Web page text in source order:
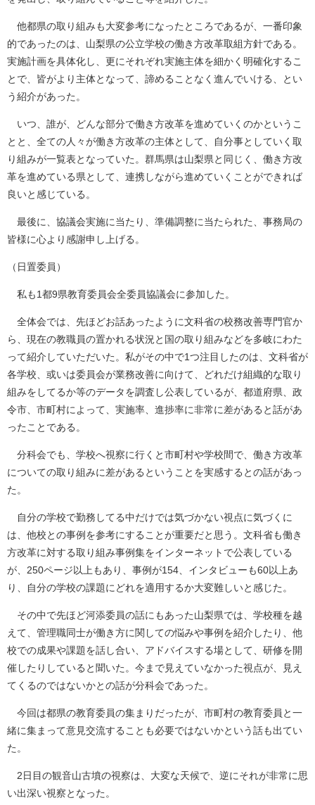
他都県の取り組みも大変参考になったところであるが、一番印象
的であったのは、山梨県の公立学校の働き方改革取組方針である。
実施計画を具体化し、更にそれぞれ実施主体を細かく明確化するこ
とで、皆がより主体となって、諦めることなく進んでいける、とい
う紹介があった。
いつ、誰が、どんな部分で働き方改革を進めていくのかというこ
とと、全ての人々が働き方改革の主体として、自分事としていく取
り組みが一覧表となっていた。群馬県は山梨県と同じく、働き方改
革を進めている県として、連携しながら進めていくことができれば
良いと感じている。
最後に、協議会実施に当たり、準備調整に当たられた、事務局の
皆様に心より感謝申し上げる。
（日置委員）
私も1都9県教育委員会全委員協議会に参加した。
全体会では、先ほどお話あったように文科省の校務改善専門官か
ら、現在の教職員の置かれる状況と国の取り組みなどを多岐にわた
って紹介していただいた。私がその中で1つ注目したのは、文科省が
各学校、或いは委員会が業務改善に向けて、どれだけ組織的な取り
組みをしてるか等のデータを調査し公表しているが、都道府県、政
令市、市町村によって、実施率、進捗率に非常に差があると話があ
ったことである。
分科会でも、学校へ視察に行くと市町村や学校間で、働き方改革
についての取り組みに差があるということを実感するとの話があっ
た。
自分の学校で勤務してる中だけでは気づかない視点に気づくに
は、他校との事例を参考にすることが重要だと思う。文科省も働き
方改革に対する取り組み事例集をインターネットで公表している
が、250ページ以上もあり、事例が154、インタビューも60以上あ
り、自分の学校の課題にどれを適用するか大変難しいと感じた。
その中で先ほど河添委員の話にもあった山梨県では、学校種を越
えて、管理職同士が働き方に関しての悩みや事例を紹介したり、他
校での成果や課題を話し合い、アドバイスする場として、研修を開
催したりしていると聞いた。今まで見えていなかった視点が、見え
てくるのではないかとの話が分科会であった。
今回は都県の教育委員の集まりだったが、市町村の教育委員と一
緒に集まって意見交流することも必要ではないかという話も出てい
た。
2日目の観音山古墳の視察は、大変な天候で、逆にそれが非常に思
い出深い視察となった。